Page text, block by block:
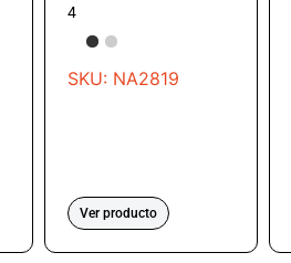
4
SKU: NA2819
Ver producto